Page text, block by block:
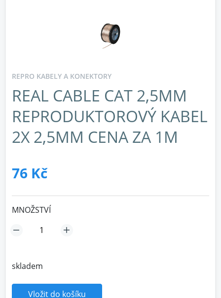
REPRO KABELY A KONEKTORY
REAL CABLE CAT 2,5MM
REPRODUKTOROVÝ KABEL
2X 2,5MM CENA ZA 1M
76 Kč
MNOŽSTVÍ
skladem
Vložit do košíku